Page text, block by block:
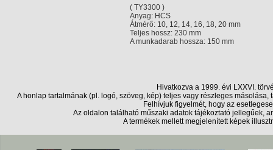
( TY3300 )
Anyag: HCS
Átmérő: 10, 12, 14, 16, 18, 20 mm
Teljes hossz: 230 mm
A munkadarab hossza: 150 mm
Hivatkozva a 1999. évi LXXVI.
A honlap tartalmának (pl. logó, szöveg, kép) teljes vagy részleges
Felhívjuk figyelmét, hogy az
Az oldalon található műszaki adatok tájékoztató jellegűek,
A termékek mellett megjelenített képek